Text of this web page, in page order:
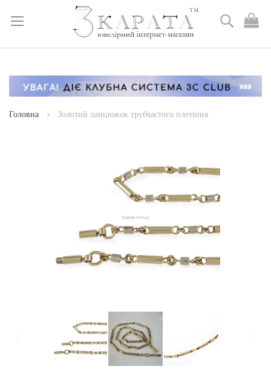
Skip
Content
Пошук
Головна Золотий ланцюжок трубчастого плетіння